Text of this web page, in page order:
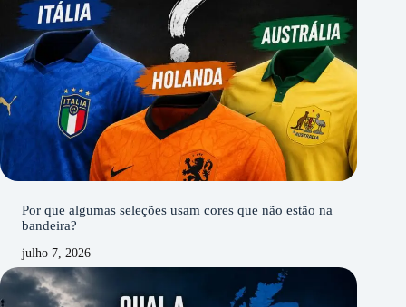
Por que algumas seleções usam cores que não estão na
bandeira?
julho 7, 2026